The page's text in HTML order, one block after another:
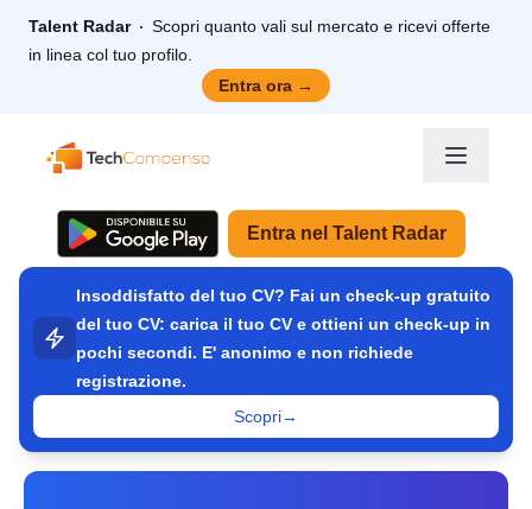
Talent Radar
Scopri quanto vali sul mercato e ricevi offerte
in linea col tuo profilo.
Entra ora →
TechCompenso
Entra nel Talent Radar
Insoddisfatto del tuo CV? Fai un check-up gratuito
del tuo CV: carica il tuo CV e ottieni un check-up in
pochi secondi. E' anonimo e non richiede
registrazione.
Scopri→